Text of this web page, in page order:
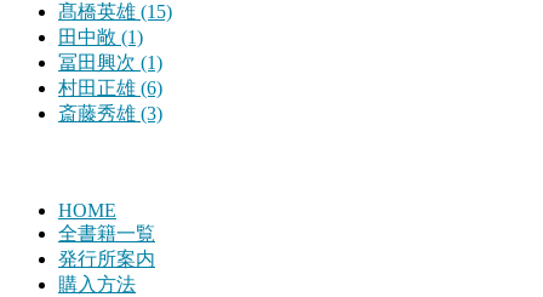
髙橋英雄 (15)
田中敞 (1)
冨田興次 (1)
村田正雄 (6)
斎藤秀雄 (3)
HOME
全書籍一覧
発行所案内
購入方法